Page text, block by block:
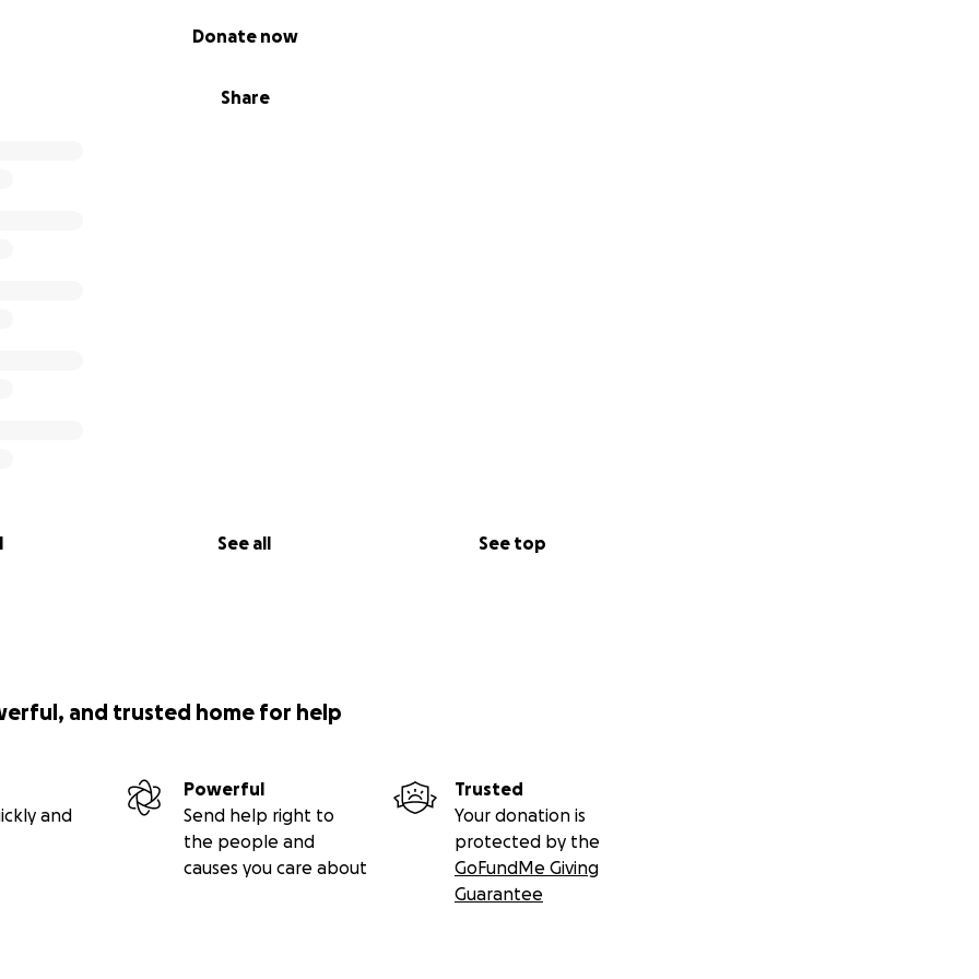
Share
Donate now
See all See top
and trusted home for help
and
Powerful
Send help right to
the people and
causes you care about
Trusted
Your donation is
protected by the
GoFundMe Giving
Guarantee